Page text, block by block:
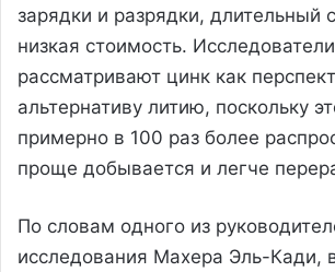
зарядки и разрядки, длительный
низкая стоимость. Исследователи
рассматривают цинк как
альтернативу литию, поскольку
примерно в 100 раз более
проще добывается и легче
По словам одного из
исследования Махера Эль-Кади,